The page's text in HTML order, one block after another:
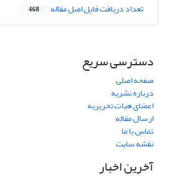
تعداد دریافت فایل اصل مقاله 468
دسترسی سریع
صفحه اصلی
درباره نشریه
اعضای هیات تحریریه
ارسال مقاله
تماس با ما
نقشه سایت
آخرین اخبار